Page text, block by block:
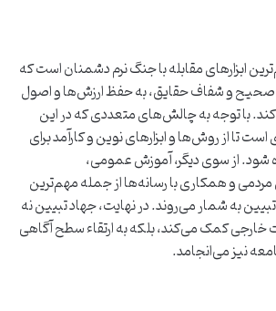
ابزارهای مقابله با جنگ نرم دشمنان است که
صحیح و شفاف حقایق، به حفظ ارزش‌ها و اصول
با توجه به چالش‌های متعددی که در این
تا از روش‌ها و ابزارهای نوین و کارآمد برای
شود. از سوی دیگر، آموزش عمومی،
و همکاری با رسانه‌ها از جمله مهم‌ترین
به شمار می‌روند. در نهایت، جهاد تبیین نه
خارجی کمک می‌کند، بلکه به ارتقاء سطح آگاهی
نیز می‌انجامد.